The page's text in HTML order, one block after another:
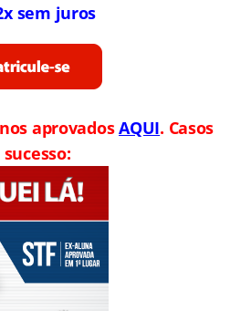
sem juros
aprovadosAQUI. Casos